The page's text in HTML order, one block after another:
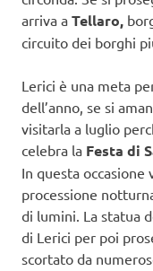
arriva a Tellaro,
circuito dei borghi
Lerici è una meta
dell’anno, se si
visitarla a luglio
celebra la Festa di
In questa occasione
processione
di lumini. La statua
di Lerici per poi
scortato da